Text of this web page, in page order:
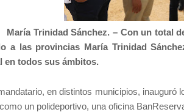
Trinidad Sánchez. – Con un total
a las provincias María Trinidad
en todos sus ámbitos.
en distintos municipios,
un polideportivo, una oficina